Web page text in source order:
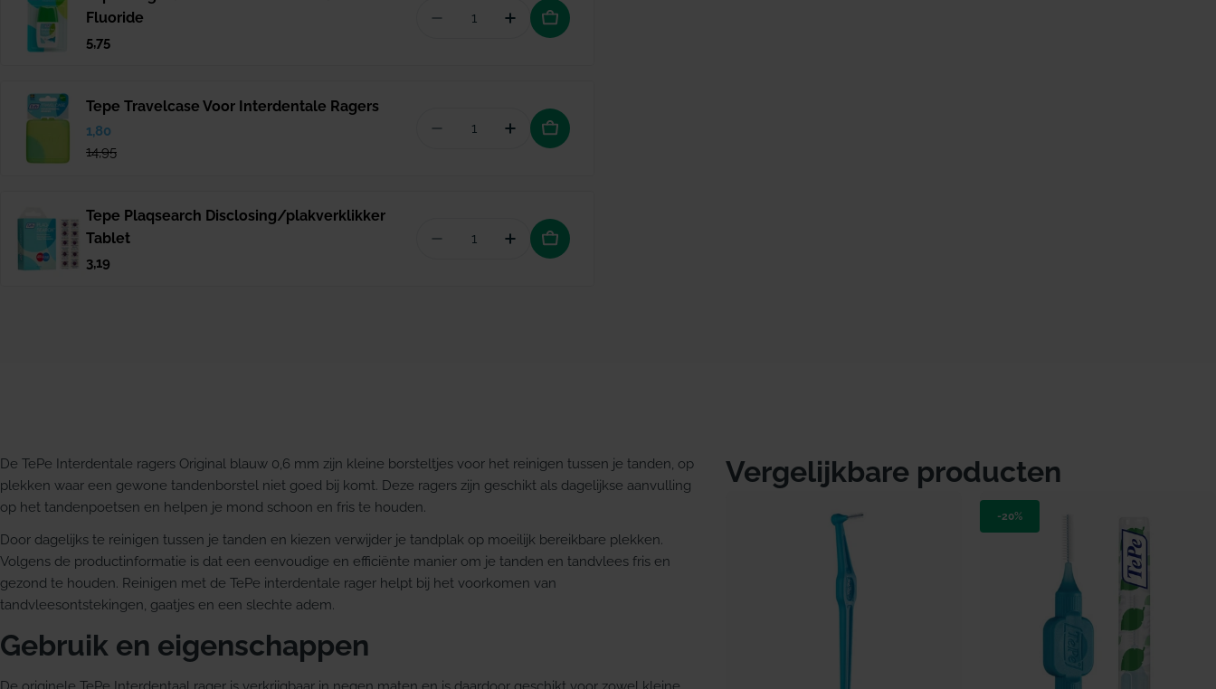
Fluoride
Normale
5,75
Aantal verminderen voor TePe Gingival gel met chloorhexidine en fluoride
Hoeveelheid verhogen voor TePe Gingival gel met chloorhexidine en fluoride
Tepe Travelcase Voor Interdentale Ragers
Verkoopprijs
1,80
Normale
prijs
14,95
Aantal verminderen voor TePe Travelcase voor interdentale ragers
Hoeveelheid verhogen voor TePe Travelcase voor interdentale ragers
Tepe Plaqsearch Disclosing/plakverklikker
Tablet
Normale
3,19
Aantal verminderen voor TePe Plaqsearch disclosing/plakverklikker tablet
Hoeveelheid verhogen voor TePe Plaqsearch disclosing/plakverklikker tablet
De TePe Interdentale ragers Original blauw 0,6 mm zijn kleine borsteltjes voor het reinigen tussen je tanden, op
plekken waar een gewone tandenborstel niet goed bij komt. Deze ragers zijn geschikt als dagelijkse aanvulling
op het tandenpoetsen en helpen je mond schoon en fris te houden.
Door dagelijks te reinigen tussen je tanden en kiezen verwijder je tandplak op moeilijk bereikbare plekken.
Volgens de productinformatie is dat een eenvoudige en efficiënte manier om je tanden en tandvlees fris en
gezond te houden. Reinigen met de TePe interdentale rager helpt bij het voorkomen van
tandvleesontstekingen, gaatjes en een slechte adem.
Gebruik en eigenschappen
Vergelijkbare producten
-20%